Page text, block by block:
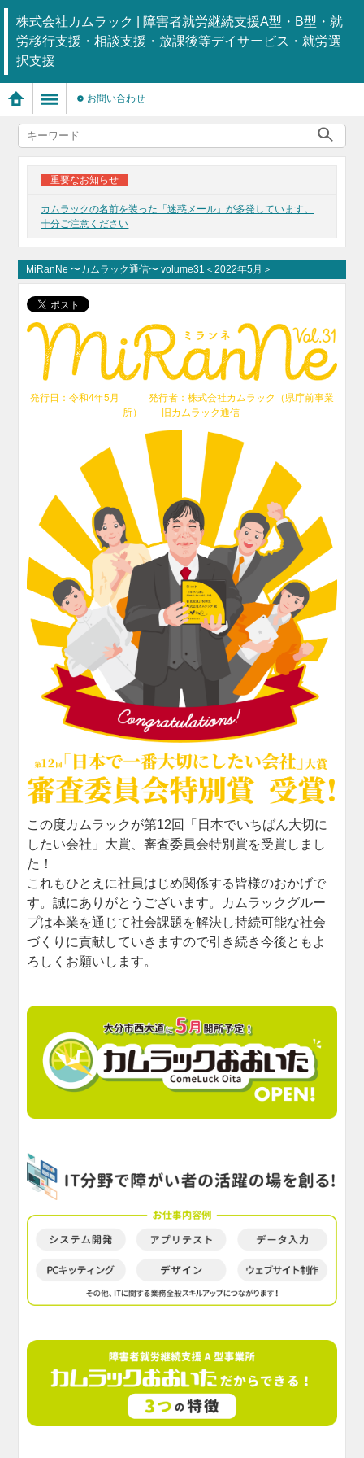
株式会社カムラック | 障害者就労継続支援A型・B型・就
労移行支援・相談支援・放課後等デイサービス・就労選
択支援
お問い合わせ
重要なお知らせ
カムラックの名前を装った「迷惑メール」が多発しています。
十分ご注意ください
MiRanNe 〜カムラック通信〜 volume31＜2022年5月＞
発行日：令和4年5月 発行者：株式会社カムラック（県庁前事業
所） 旧カムラック通信
この度カムラックが第12回「日本でいちばん大切に
したい会社」大賞、審査委員会特別賞を受賞しまし
た！
これもひとえに社員はじめ関係する皆様のおかげで
す。誠にありがとうございます。カムラックグルー
プは本業を通じて社会課題を解決し持続可能な社会
づくりに貢献していきますので引き続き今後ともよ
ろしくお願いします。